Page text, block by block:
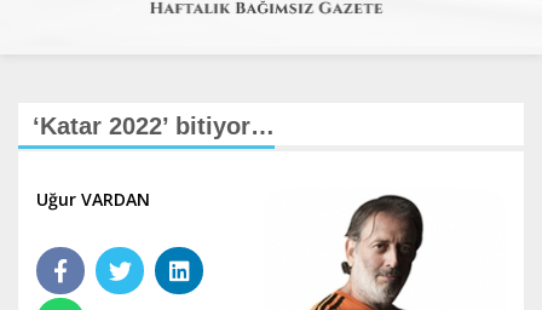
‘Katar 2022’ bitiyor…
Uğur VARDAN